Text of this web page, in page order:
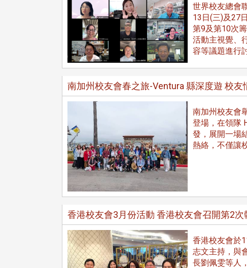
世界校友總會
13日(三)及27
第9及第10次
活動主視覺、
容等議題進行
南加州校友會春之旅-Ventura 縣深度遊 校
南加州校友會
登場，在領隊
發，展開一場
熱絡，不僅讓
香港校友會3月份活動 香港校友會召開第2
香港校友會於
志文主持，與
長劉佩雯等人
校友會於115年6月10日(三)
日(二)，27名校友夥伴一同前
國寧夏省參訪，活 ...
台北市校友會6月份活動
台北市校友會於6月6日(六)舉辦
「新店瑠公圳知性健行活動」，在
領隊温明正學長與副領隊呂惠玲學
姐的精 ...
(
校友會活動 (系
系友會第3屆第4次理監事
3 版 校友會活動 (系
所、其他)
風保系友會蘭陽探梅漫遊 齊聚
共譜初夏歡樂樂章